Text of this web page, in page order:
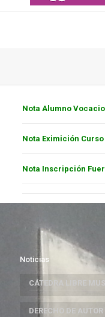
Nota Alumno
Nota Eximición
Nota Inscripción
Noticias
CÁTEDRA LIBRE
DERECHO DE